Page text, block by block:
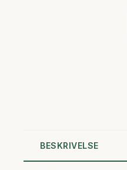
BESKRIVELSE